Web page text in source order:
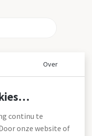
Over
continu te
onze website of